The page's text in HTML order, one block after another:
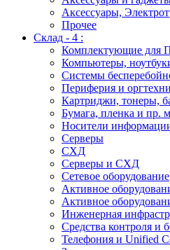
Аксессуары,
Прочее
Склад - 4 :
Комплектующие для
Компьютеры,
Системы
Периферия и
Картриджи, тонеры,
Бумага, пленка и пр.
Носители
Серверы
СХД
Серверы и СХД
Сетевое оборудование
Активное
Активное
Инженерная
Средства контроля и
Телефония и Unified